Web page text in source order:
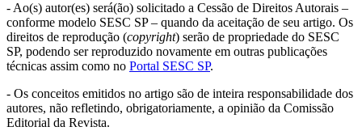
- Ao(s) autor(es) será(ão) solicitado a Cessão de Direitos Autorais –
conforme modelo SESC SP – quando da aceitação de seu artigo. Os
direitos de reprodução (copyright) serão de propriedade do SESC
SP, podendo ser reproduzido novamente em outras publicações
técnicas assim como no Portal SESC SP.
- Os conceitos emitidos no artigo são de inteira responsabilidade dos
autores, não refletindo, obrigatoriamente, a opinião da Comissão
Editorial da Revista.